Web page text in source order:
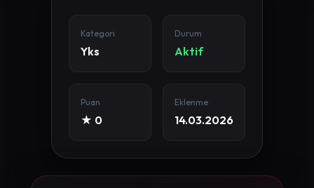
Kategori
Yks
Durum
Aktif
Puan
★ 0
Eklenme
14.03.2026